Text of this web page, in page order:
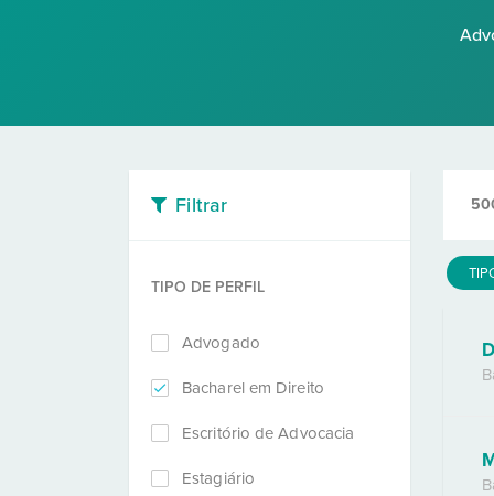
Filtrar
TIPO DE PERFIL
Advogado
Bacharel em Direito
Escritório de Advocacia
Estagiário